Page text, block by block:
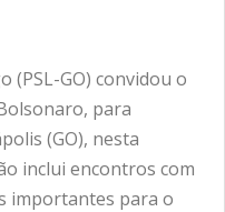
(PSL-GO) convidou o
para
(GO), nesta
inclui encontros com
importantes para o